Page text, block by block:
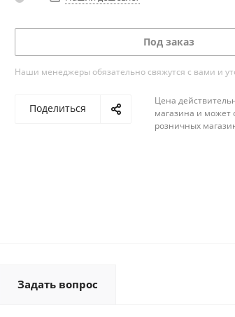
Под заказ
Наши менеджеры обязательно свяжутся с вами и
Поделиться
Цена
магазина и может
розничных
Задать вопрос